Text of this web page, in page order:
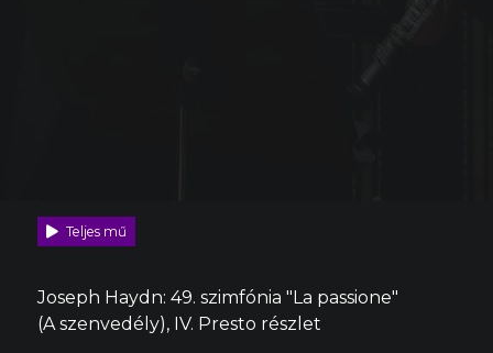
Teljes mű
Joseph Haydn: 49. szimfónia "La passione"
(A szenvedély), IV. Presto részlet